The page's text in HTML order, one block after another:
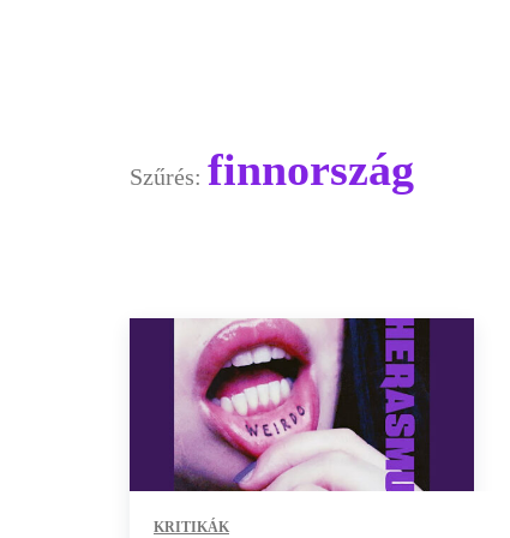
Szűrés: finnország
KRITIKÁK